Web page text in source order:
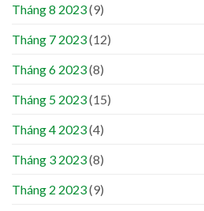
Tháng 8 2023(9)
Tháng 7 2023(12)
Tháng 6 2023(8)
Tháng 5 2023(15)
Tháng 4 2023(4)
Tháng 3 2023(8)
Tháng 2 2023(9)